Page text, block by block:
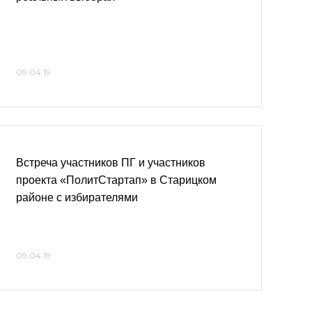
09.04.19
Встреча участников ПГ и участников
проекта «ПолитСтартап» в Старицком
районе с избирателями
09.04.19